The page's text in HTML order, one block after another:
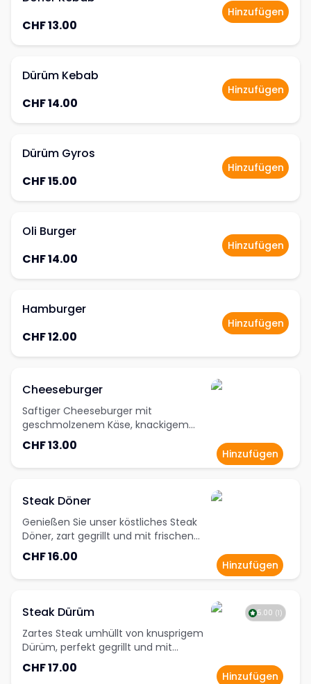
CHF 13.00
Hinzufügen
Dürüm Kebab
CHF 14.00
Hinzufügen
Dürüm Gyros
CHF 15.00
Hinzufügen
Oli Burger
CHF 14.00
Hinzufügen
Hamburger
CHF 12.00
Hinzufügen
Cheeseburger
Saftiger Cheeseburger mit
geschmolzenem Käse, knackigem
Salat und würziger Sauce. Ein Klassiker,
der immer wieder begeistert.
CHF 13.00
Hinzufügen
Steak Döner
Genießen Sie unser köstliches Steak
Döner, zart gegrillt und mit frischen
Zutaten in einem knusprigen
Taschenbrot - ein
Geschmackserlebnis bei Oli Pizza!
CHF 16.00
Hinzufügen
Steak Dürüm
Zartes Steak umhüllt von knusprigem
Dürüm, perfekt gegrillt und mit
frischen Zutaten gefüllt. Ein Genuss für
alle Sinne!
CHF 17.00
5.00 (1 )
Hinzufügen